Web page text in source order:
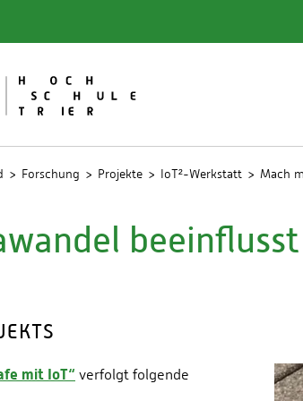
Forschung Projekte IoT²-Werkstatt Mach
mit IoT“ verfolgt folgende